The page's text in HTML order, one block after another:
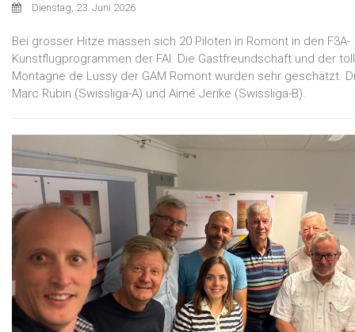
Dienstag, 23. Juni 2026
Bei grosser Hitze massen sich 20 Piloten in Romont in den F3A-
Kunstflugprogrammen der FAI. Die Gastfreundschaft und der
Montagne de Lussy der GAM Romont wurden sehr geschätzt.
Marc Rubin (Swissliga-A) und Aimé Jerike (Swissliga-B).